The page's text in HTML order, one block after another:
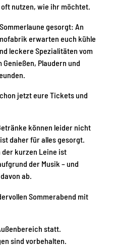
nutzen, wie ihr möchtet.
gesorgt: An
erwarten euch kühle
leckere Spezialitäten vom
Plaudern und
jetzt eure Tickets und
können leider nicht
daher für alles gesorgt.
der kurzen Leine ist
der Musik – und
ab.
Sommerabend mit
statt.
sind vorbehalten.